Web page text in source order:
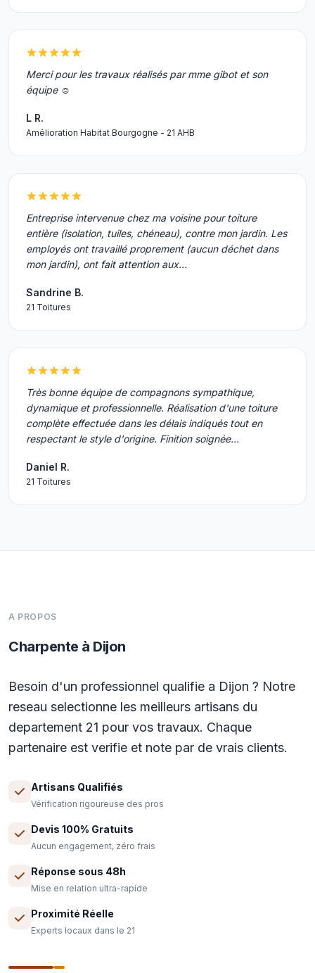
Merci pour les travaux réalisés par mme gibot et son
équipe ☺️
L R.
Amélioration Habitat Bourgogne - 21 AHB
Entreprise intervenue chez ma voisine pour toiture
entière (isolation, tuiles, chéneau), contre mon jardin. Les
employés ont travaillé proprement (aucun déchet dans
mon jardin), ont fait attention aux…
Sandrine B.
21 Toitures
Très bonne équipe de compagnons sympathique,
dynamique et professionnelle. Réalisation d'une toiture
complète effectuée dans les délais indiqués tout en
respectant le style d'origine. Finition soignée…
Daniel R.
21 Toitures
A PROPOS
Charpente à Dijon
Besoin d'un professionnel qualifie a Dijon ? Notre
reseau selectionne les meilleurs artisans du
departement 21 pour vos travaux. Chaque
partenaire est verifie et note par de vrais clients.
Artisans Qualifiés
Vérification rigoureuse des pros
Devis 100% Gratuits
Aucun engagement, zéro frais
Réponse sous 48h
Mise en relation ultra-rapide
Proximité Réelle
Experts locaux dans le 21